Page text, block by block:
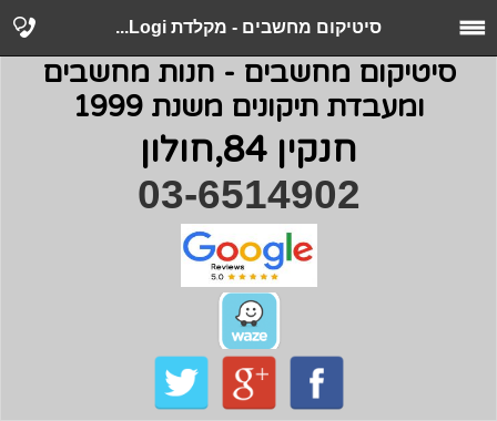
סיטיקום מחשבים - מקלדת Logi...
סיטיקום מחשבים - חנות מחשבים
ומעבדת תיקונים משנת 1999
חנקין 84,חולון
03-6514902